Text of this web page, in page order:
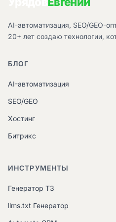
AI-автоматизация, SEO/GEO-
20+ лет создаю технологии,
БЛОГ
AI-автоматизация
SEO/GEO
Хостинг
Битрикс
ИНСТРУМЕНТЫ
Генератор ТЗ
llms.txt Генератор